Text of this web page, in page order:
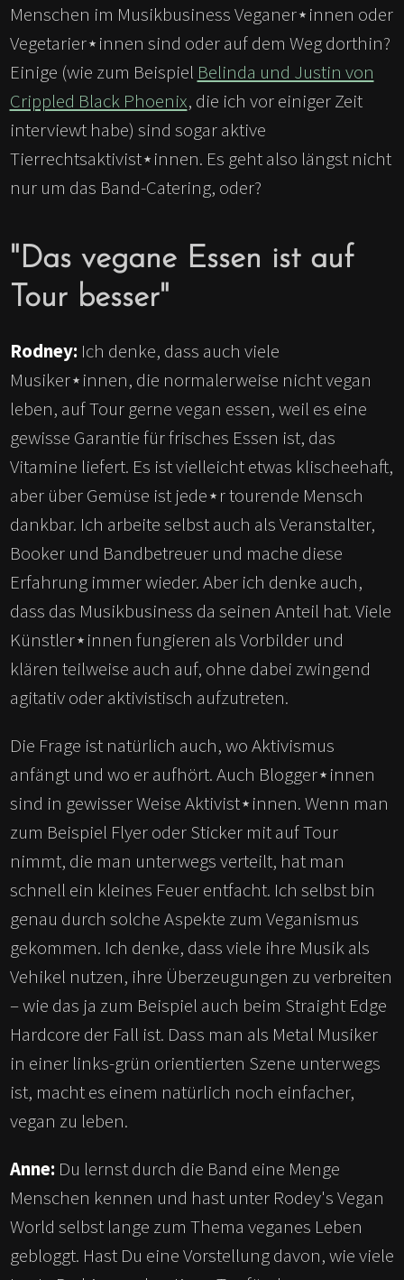
Menschen im Musikbusiness Veganer⋆innen oder
Vegetarier⋆innen sind oder auf dem Weg dorthin?
Einige (wie zum Beispiel Belinda und Justin von
Crippled Black Phoenix, die ich vor einiger Zeit
interviewt habe) sind sogar aktive
Tierrechtsaktivist⋆innen. Es geht also längst nicht
nur um das Band-Catering, oder?
"Das vegane Essen ist auf
Tour besser"
Rodney: Ich denke, dass auch viele
Musiker⋆innen, die normalerweise nicht vegan
leben, auf Tour gerne vegan essen, weil es eine
gewisse Garantie für frisches Essen ist, das
Vitamine liefert. Es ist vielleicht etwas klischeehaft,
aber über Gemüse ist jede⋆r tourende Mensch
dankbar. Ich arbeite selbst auch als Veranstalter,
Booker und Bandbetreuer und mache diese
Erfahrung immer wieder. Aber ich denke auch,
dass das Musikbusiness da seinen Anteil hat. Viele
Künstler⋆innen fungieren als Vorbilder und
klären teilweise auch auf, ohne dabei zwingend
agitativ oder aktivistisch aufzutreten.
Die Frage ist natürlich auch, wo Aktivismus
anfängt und wo er aufhört. Auch Blogger⋆innen
sind in gewisser Weise Aktivist⋆innen. Wenn man
zum Beispiel Flyer oder Sticker mit auf Tour
nimmt, die man unterwegs verteilt, hat man
schnell ein kleines Feuer entfacht. Ich selbst bin
genau durch solche Aspekte zum Veganismus
gekommen. Ich denke, dass viele ihre Musik als
Vehikel nutzen, ihre Überzeugungen zu verbreiten
– wie das ja zum Beispiel auch beim Straight Edge
Hardcore der Fall ist. Dass man als Metal Musiker
in einer links-grün orientierten Szene unterwegs
ist, macht es einem natürlich noch einfacher,
vegan zu leben.
Anne: Du lernst durch die Band eine Menge
Menschen kennen und hast unter Rodey's Vegan
World selbst lange zum Thema veganes Leben
gebloggt. Hast Du eine Vorstellung davon, wie viele